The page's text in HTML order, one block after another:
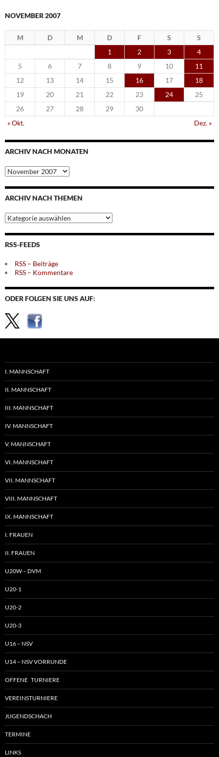
NOVEMBER 2007
M D M D F S
S
1
2 3
4
5
6 7 8 9 10
11
12
13 14 15 16 17
18
19
20 21 22 23 24
25
26
27 28 29
30
« Okt.
Dez. »
ARCHIV NACH MONATEN
Archiv
nach
Monaten
ARCHIV NACH THEMEN
Archiv
nach
Themen
RSS-FEEDS
RSS – Beiträge
RSS – Kommentare
ODER FOLGEN SIE UNS AUF:
I. MANNSCHAFT
II. MANNSCHAFT
III. MANNSCHAFT
IV. MANNSCHAFT
V. MANNSCHAFT
VI. MANNSCHAFT
VII. MANNSCHAFT
VIII. MANNSCHAFT
IX. MANNSCHAFT
I. FRAUEN
II. FRAUEN
U20W – DVM
U20-1
U20-2
U20-3
U16 – NSV
U14 – NSV VORRUNDE
OFFENE TURNIERE
VEREINSTURNIERE
JUGENDSCHACH
TERMINE
LINKS